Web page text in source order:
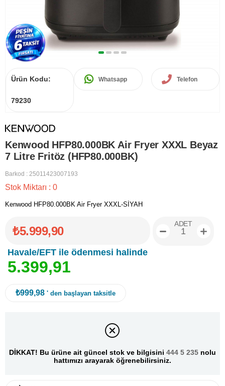
Ürün Kodu:
79230
Whatsapp Telefon
Kenwood HFP80.000BK Air Fryer XXXL Beyaz
7 Litre Fritöz (HFP80.000BK)
Barkod : 25011423007193
Stok Miktarı : 0
Kenwood HFP80.000BK Air Fryer XXXL-SİYAH
₺5.999,90
Havale/EFT ile ödenmesi halinde
5.399,91
ADET
₺999,98 ' den başlayan taksitle
DİKKAT! Bu ürüne ait güncel stok ve bilgisini 444 5 235 nolu
hattımızı arayarak öğrenebilirsiniz.